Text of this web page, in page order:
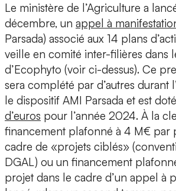
Le ministère de l’Agriculture a
décembre, un appel à
Parsada) associé aux 14 plans
veille en comité inter-filières dans
d’Ecophyto (voir ci-dessus). Ce
sera complété par d’autres durant
le dispositif AMI Parsada et est
d’euros pour l’année 2024. À la
financement plafonné à 4 M€ par
cadre de «projets ciblés»
DGAL) ou un financement
projet dans le cadre d’un appel à